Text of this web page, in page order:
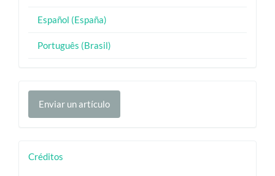
Español (España)
Português (Brasil)
Enviar
unEnviar un artículo
creditos
Créditos